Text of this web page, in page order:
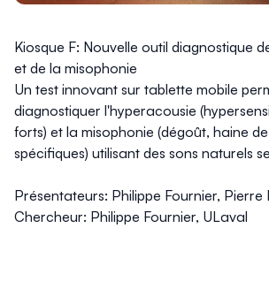
Kiosque F: Nouvelle outil diagnostique
et de la misophonie
Un test innovant sur tablette mobile
diagnostiquer l'hyperacousie
forts) et la misophonie (dégoût, haine
spécifiques) utilisant des sons naturels
Présentateurs: Philippe Fournier, Pierre
Chercheur: Philippe Fournier, ULaval